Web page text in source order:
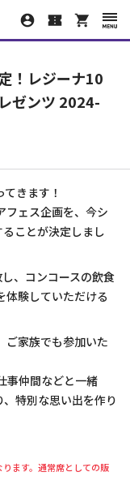
！レジーナ10
ゼンツ 2024-
きます！
フェス企画を、今シ
ことが決定しまし
、コンコースの飲食
体験していただける
ご家族でも参加いた
事仲間などと一緒
特別な思い出を作り
ます。通常席としての販